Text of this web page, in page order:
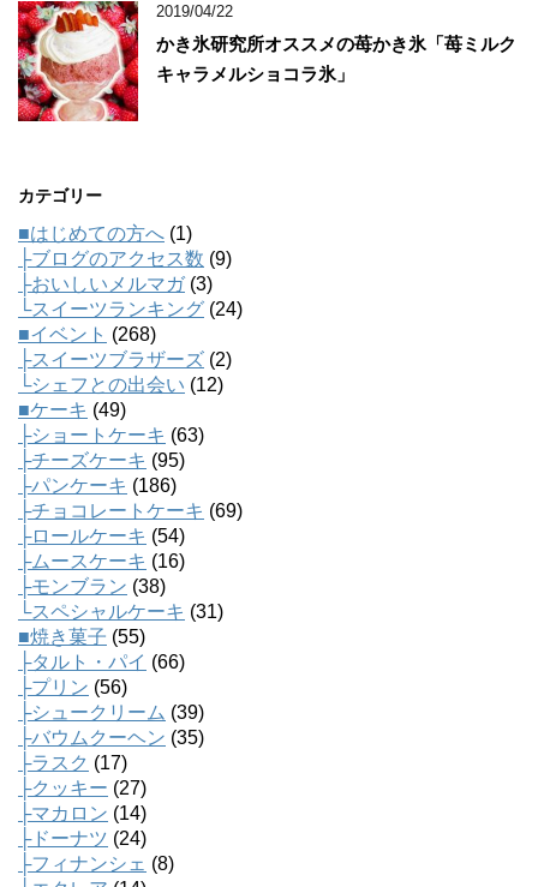
2019/04/22
かき氷研究所オススメの苺かき氷「苺ミルク
キャラメルショコラ氷」
カテゴリー
■はじめての方へ (1)
├ブログのアクセス数 (9)
├おいしいメルマガ(3)
└スイーツランキング (24)
■イベント (268)
├スイーツブラザーズ (2)
└シェフとの出会い (12)
■ケーキ (49)
├ショートケーキ (63)
├チーズケーキ (95)
├パンケーキ (186)
├チョコレートケーキ (69)
├ロールケーキ (54)
├ムースケーキ (16)
├モンブラン (38)
└スペシャルケーキ (31)
■焼き菓子 (55)
├タルト・パイ (66)
├プリン (56)
├シュークリーム (39)
├バウムクーヘン (35)
├ラスク (17)
├クッキー (27)
├マカロン (14)
├ドーナツ (24)
├フィナンシェ (8)